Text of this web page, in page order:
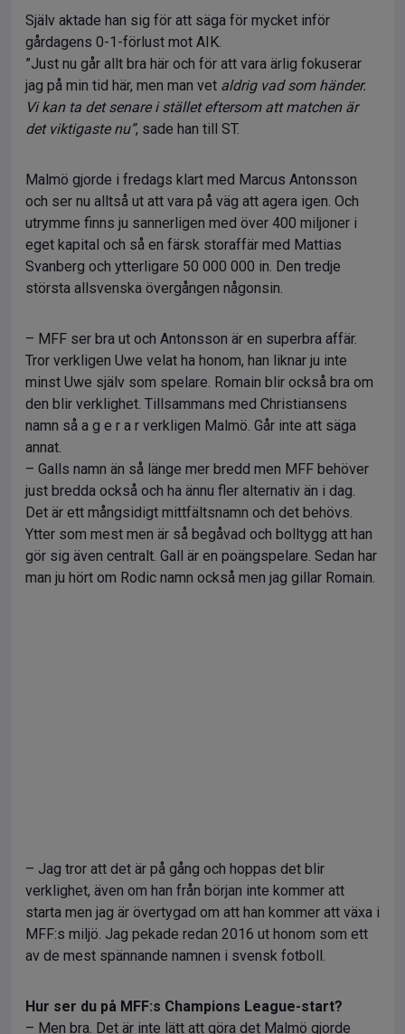
Själv aktade han sig för att säga för mycket inför
gårdagens 0-1-förlust mot AIK.
”Just nu går allt bra här och för att vara ärlig fokuserar
jag på min tid här, men man vet aldrig vad som händer.
Vi kan ta det senare i stället eftersom att matchen är
det viktigaste nu”, sade han till ST.
Malmö gjorde i fredags klart med Marcus Antonsson
och ser nu alltså ut att vara på väg att agera igen. Och
utrymme finns ju sannerligen med över 400 miljoner i
eget kapital och så en färsk storaffär med Mattias
Svanberg och ytterligare 50 000 000 in. Den tredje
största allsvenska övergången någonsin.
– MFF ser bra ut och Antonsson är en superbra affär.
Tror verkligen Uwe velat ha honom, han liknar ju inte
minst Uwe själv som spelare. Romain blir också bra om
den blir verklighet. Tillsammans med Christiansens
namn så a g e r a r verkligen Malmö. Går inte att säga
annat.
– Galls namn än så länge mer bredd men MFF behöver
just bredda också och ha ännu fler alternativ än i dag.
Det är ett mångsidigt mittfältsnamn och det behövs.
Ytter som mest men är så begåvad och bolltygg att han
gör sig även centralt. Gall är en poängspelare. Sedan har
man ju hört om Rodic namn också men jag gillar Romain.
– Jag tror att det är på gång och hoppas det blir
verklighet, även om han från början inte kommer att
starta men jag är övertygad om att han kommer att växa i
MFF:s miljö. Jag pekade redan 2016 ut honom som ett
av de mest spännande namnen i svensk fotboll.
Hur ser du på MFF:s Champions League-start?
– Men bra. Det är inte lätt att göra det Malmö gjorde